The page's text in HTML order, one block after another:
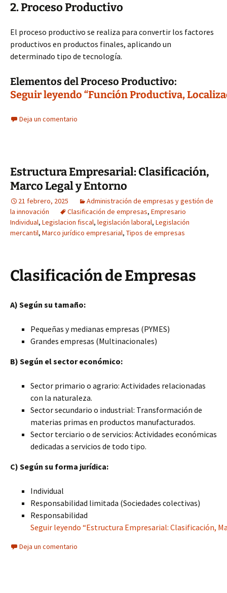
2. Proceso Productivo
El proceso productivo se realiza para convertir los factores
productivos en productos finales, aplicando un
determinado tipo de tecnología.
Elementos del Proceso Productivo:
Seguir leyendo “Función Productiva,
Deja un comentario
Estructura Empresarial: Clasificación,
Marco Legal y Entorno
21 febrero, 2025
Administración de empresas y gestión de
la innovación
Clasificación de empresas, Empresario
Individual, Legislacion fiscal, legislación laboral, Legislación
mercantil, Marco jurídico empresarial, Tipos de empresas
Clasificación de Empresas
A) Según su tamaño:
Pequeñas y medianas empresas (PYMES)
Grandes empresas (Multinacionales)
B) Según el sector económico:
Sector primario o agrario: Actividades relacionadas
con la naturaleza.
Sector secundario o industrial: Transformación de
materias primas en productos manufacturados.
Sector terciario o de servicios: Actividades económicas
dedicadas a servicios de todo tipo.
C) Según su forma jurídica:
Individual
Responsabilidad limitada (Sociedades colectivas)
Responsabilidad
Seguir leyendo “Estructura Empresarial: Clasificación,
Deja un comentario